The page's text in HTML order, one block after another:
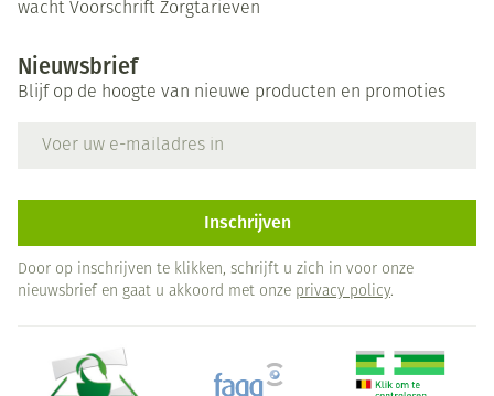
wacht Voorschrift Zorgtarieven
Nieuwsbrief
Blijf op de hoogte van nieuwe producten en promoties
Inschrijven
Door op inschrijven te klikken, schrijft u zich in voor onze
nieuwsbrief en gaat u akkoord met onze privacy policy.